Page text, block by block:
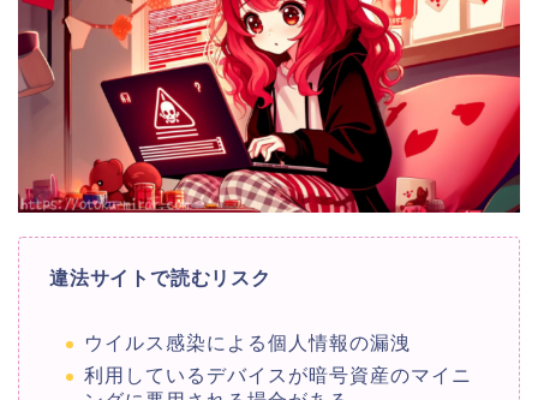
違法サイトで読むリスク
ウイルス感染による個人情報の漏洩
利用しているデバイスが暗号資産のマイニ